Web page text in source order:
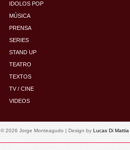
IDOLOS POP
MÚSICA
PRENSA
SERIES
STAND UP
TEATRO
TEXTOS
TV / CINE
VIDEOS
© 2026 Jorge Monteagudo | Design by Lucas Di Mattia